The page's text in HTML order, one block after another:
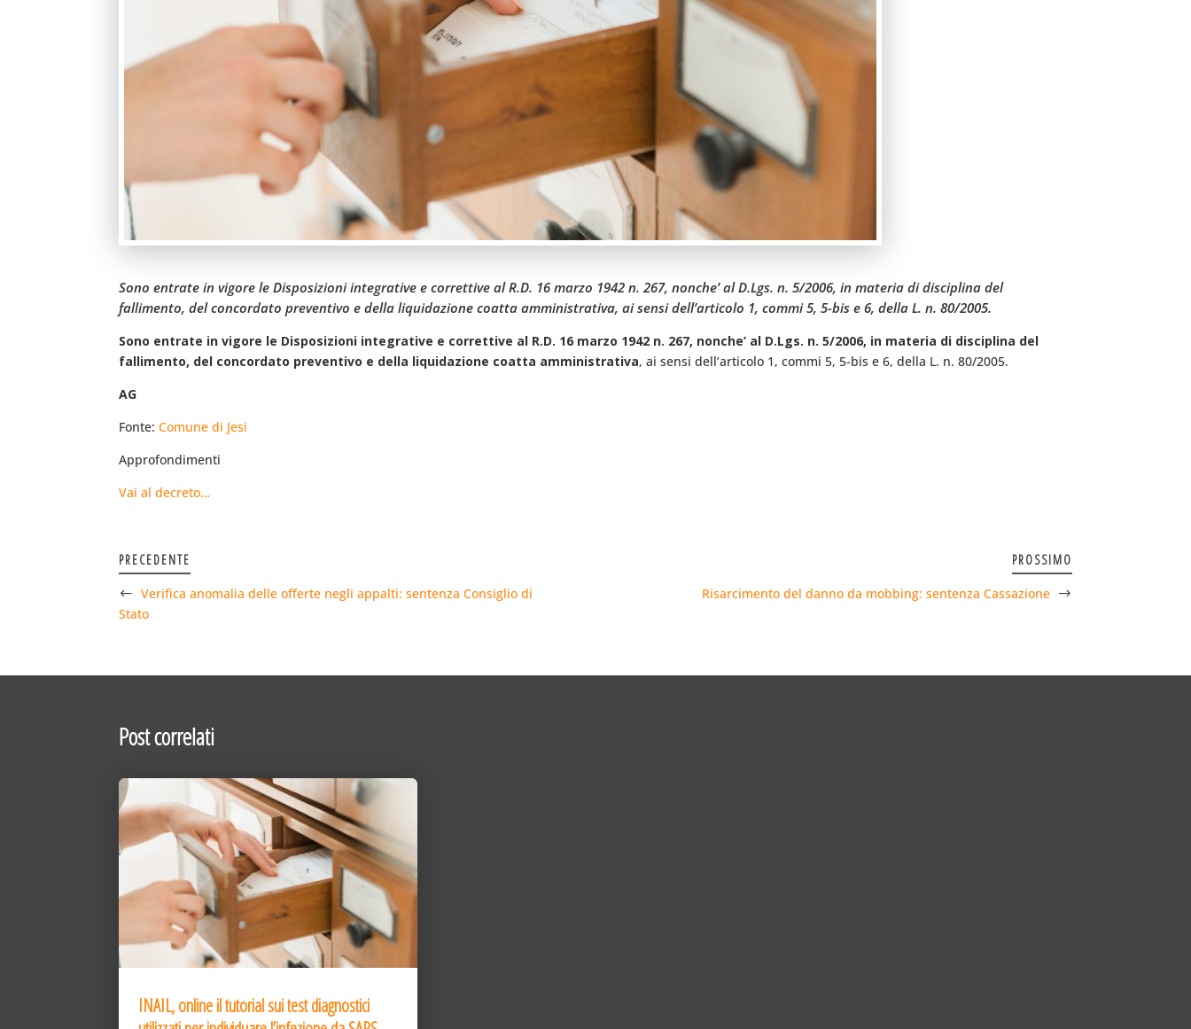
Sono entrate in vigore le Disposizioni integrative e correttive al R.D. 16 marzo 1942 n. 267, nonche’ al D.Lgs. n. 5/2006, in materia di disciplina del
fallimento, del concordato preventivo e della liquidazione coatta amministrativa, ai sensi dell’articolo 1, commi 5, 5-bis e 6, della L. n. 80/2005.
Sono entrate in vigore le Disposizioni integrative e correttive al R.D. 16 marzo 1942 n. 267, nonche’ al D.Lgs. n. 5/2006, in materia di disciplina del
fallimento, del concordato preventivo e della liquidazione coatta amministrativa, ai sensi dell’articolo 1, commi 5, 5-bis e 6, della L. n. 80/2005.
AG
Fonte:Comune di Jesi
Approfondimenti
Vai al decreto…
PRECEDENTE
Verifica anomalia delle offerte negli appalti: sentenza Consiglio di
Stato
PROSSIMO
Risarcimento del danno da mobbing: sentenza Cassazione
Post correlati
INAIL, online il tutorial sui test diagnostici